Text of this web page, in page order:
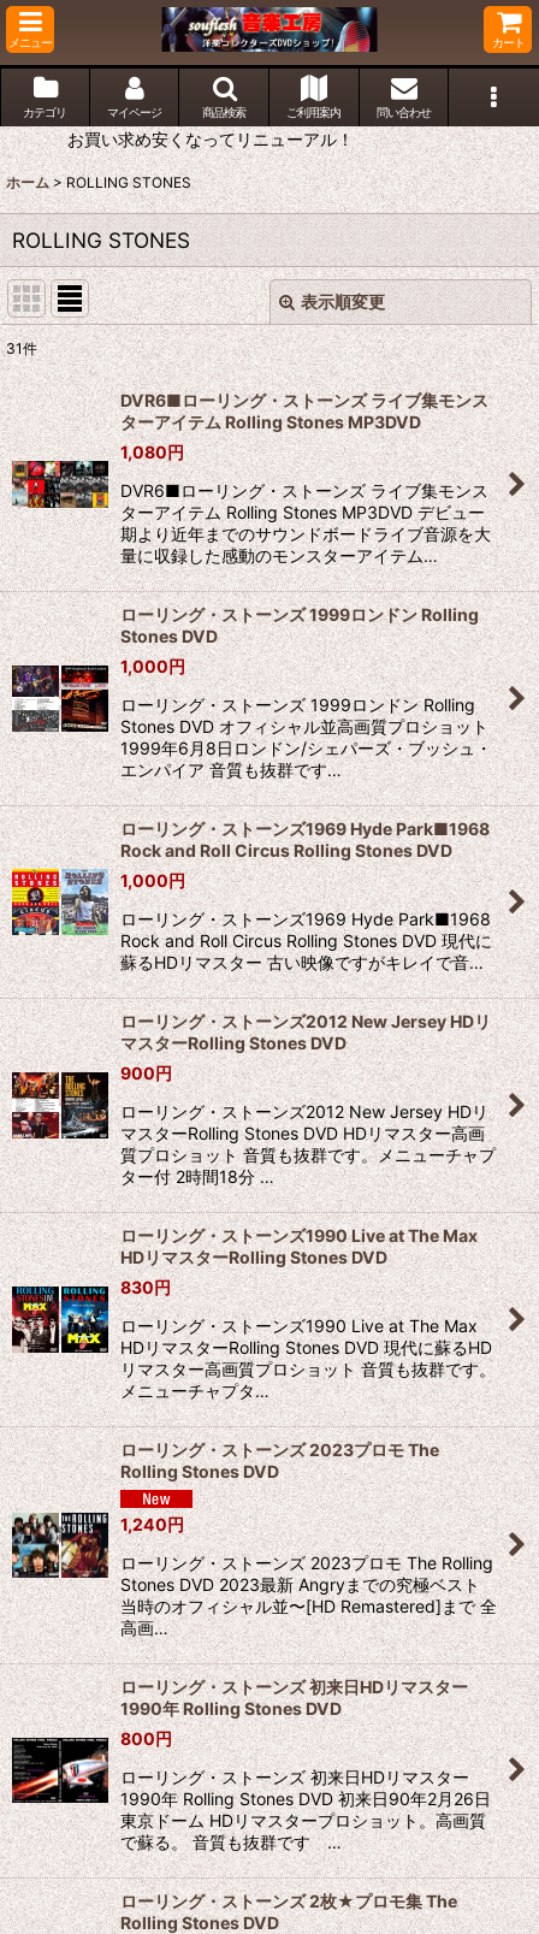
メニュー カート
カテゴリ マイページ 商品検索 ご利用案内 問い合わせ
お買い求め安くなってリニューアル！
ホーム > ROLLING STONES
ROLLING STONES
表示順変更
表示数:
並び順:
絞り込む
閉じる
31件
DVR6■ローリング・ストーンズ ライブ集モンス
ターアイテム Rolling Stones MP3DVD
1,080円
DVR6■ローリング・ストーンズ ライブ集モンス
ターアイテム Rolling Stones MP3DVD デビュー
期より近年までのサウンドボードライブ音源を大
量に収録した感動のモンスターアイテム…
ローリング・ストーンズ 1999ロンドン Rolling
Stones DVD
1,000円
ローリング・ストーンズ 1999ロンドン Rolling
Stones DVD オフィシャル並高画質プロショット
1999年6月8日ロンドン/シェパーズ・ブッシュ・
エンパイア 音質も抜群です…
ローリング・ストーンズ1969 Hyde Park■1968
Rock and Roll Circus Rolling Stones DVD
1,000円
ローリング・ストーンズ1969 Hyde Park■1968
Rock and Roll Circus Rolling Stones DVD 現代に
蘇るHDリマスター 古い映像ですがキレイで音…
ローリング・ストーンズ2012 New Jersey HDリ
マスターRolling Stones DVD
900円
ローリング・ストーンズ2012 New Jersey HDリ
マスターRolling Stones DVD HDリマスター高画
質プロショット 音質も抜群です。メニューチャプ
ター付 2時間18分 …
ローリング・ストーンズ1990 Live at The Max
HDリマスターRolling Stones DVD
830円
ローリング・ストーンズ1990 Live at The Max
HDリマスターRolling Stones DVD 現代に蘇るHD
リマスター高画質プロショット 音質も抜群です。
メニューチャプタ…
ローリング・ストーンズ 2023プロモ The
Rolling Stones DVD
1,240円
ローリング・ストーンズ 2023プロモ The Rolling
Stones DVD 2023最新 Angryまでの究極ベスト
当時のオフィシャル並〜[HD Remastered]まで 全
高画…
ローリング・ストーンズ 初来日HDリマスター
1990年 Rolling Stones DVD
800円
ローリング・ストーンズ 初来日HDリマスター
1990年 Rolling Stones DVD 初来日90年2月26日
東京ドーム HDリマスタープロショット。高画質
で蘇る。 音質も抜群です …
ローリング・ストーンズ 2枚★プロモ集 The
Rolling Stones DVD